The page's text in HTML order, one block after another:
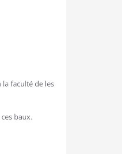
la faculté de les
baux.